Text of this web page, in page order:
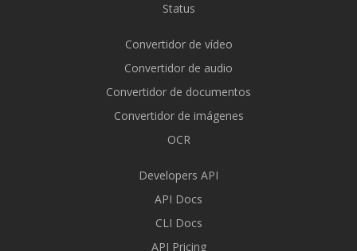
Status
Convertidor de vídeo
Convertidor de audio
Convertidor de documentos
Convertidor de imágenes
OCR
Developers API
API Docs
CLI Docs
API Pricing